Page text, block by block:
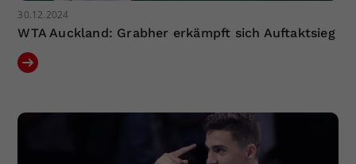
30.12.2024
WTA Auckland: Grabher erkämpft sich Auftaktsieg